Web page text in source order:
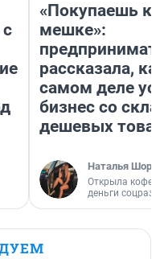
«Покупаешь
мешке»:
рассказала,
самом деле
бизнес со
дешевых
Наталья
Открыла
деньги